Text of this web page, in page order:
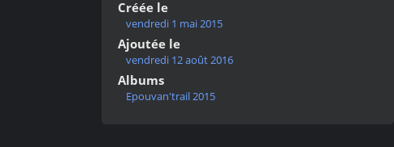
Créée le
vendredi 1 mai 2015
Ajoutée le
vendredi 12 août 2016
Albums
Epouvan'trail 2015